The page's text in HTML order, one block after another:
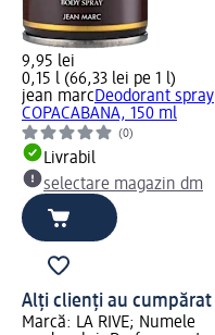
9,95 lei
0,15 l (66,33 lei pe 1 l)
jean marcDeodorant spray
COPACABANA, 150 ml
(0)
Livrabil
selectare magazin dm
Alți clienți au cumpărat
Marcă: LA RIVE; Numele